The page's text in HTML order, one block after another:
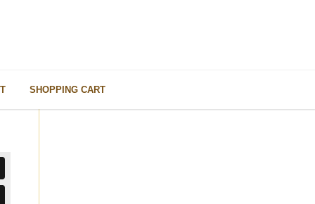
SHOPPING CART